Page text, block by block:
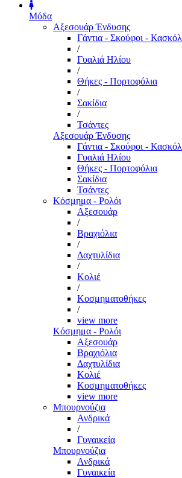
Μόδα
Αξεσουάρ Ένδυσης
Γάντια - Σκούφοι - Κασκόλ
/
Γυαλιά Ηλίου
/
Θήκες - Πορτοφόλια
/
Σακίδια
/
Τσάντες
Αξεσουάρ Ένδυσης
Γάντια - Σκούφοι - Κασκόλ
Γυαλιά Ηλίου
Θήκες - Πορτοφόλια
Σακίδια
Τσάντες
Κόσμημα - Ρολόι
Αξεσουάρ
/
Βραχιόλια
/
Δαχτυλίδια
/
Κολιέ
/
Κοσμηματοθήκες
/
view more
Κόσμημα - Ρολόι
Αξεσουάρ
Βραχιόλια
Δαχτυλίδια
Κολιέ
Κοσμηματοθήκες
view more
Μπουρνούζια
Ανδρικά
/
Γυναικεία
Μπουρνούζια
Ανδρικά
Γυναικεία